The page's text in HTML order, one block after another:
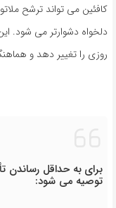
کافئین می تواند ترشح
دلخواه دشوارتر می شود.
روزی را تغییر دهد و
برای به حداقل رساندن
توصیه می شود: